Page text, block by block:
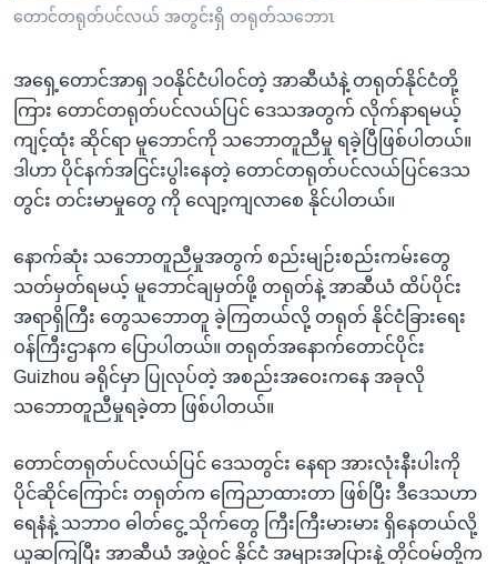
ကြည့်
ရှာဖွေ
ရန်
နေရာ
သို့
ကျော်
ဘာသာစကားများ
တောင်တရုတ်ပင်လယ် အတွင်းရှိ တရုတ်သဘောၤ
အရှေ့တောင်အာရှ ၁၀နိုင်ငံပါဝင်တဲ့ အာဆီယံနဲ့ တရုတ်နိုင်ငံတို့
ကြား တောင်တရုတ်ပင်လယ်ပြင် ဒေသအတွက် လိုက်နာရမယ့်
ကျင့်ထုံး ဆိုင်ရာ မူဘောင်ကို သဘောတူညီမှု ရခဲ့ပြီဖြစ်ပါတယ်။
ဒါဟာ ပိုင်နက်အငြင်းပွါးနေတဲ့ တောင်တရုတ်ပင်လယ်ပြင်ဒေသ
တွင်း တင်းမာမှုတွေ ကို လျော့ကျလာစေ နိုင်ပါတယ်။
နောက်ဆုံး သဘောတူညီမှုအတွက် စည်းမျဉ်းစည်းကမ်းတွေ
သတ်မှတ်ရမယ့် မူဘောင်ချမှတ်ဖို့ တရုတ်နဲ့ အာဆီယံ ထိပ်ပိုင်း
အရာရှိကြီး တွေသဘောတူ ခဲ့ကြတယ်လို့ တရုတ် နိုင်ငံခြားရေး
ဝန်ကြီးဌာနက ပြောပါတယ်။ တရုတ်အနောက်တောင်ပိုင်း
Guizhou ခရိုင်မှာ ပြုလုပ်တဲ့ အစည်းအဝေးကနေ အခုလို
သဘောတူညီမှုရခဲ့တာ ဖြစ်ပါတယ်။
တောင်တရုတ်ပင်လယ်ပြင် ဒေသတွင်း နေရာ အားလုံးနီးပါးကို
ပိုင်ဆိုင်ကြောင်း တရုတ်က ကြေညာထားတာ ဖြစ်ပြီး ဒီဒေသဟာ
ရေနံနဲ့ သဘာဝ ဓါတ်ငွေ့ သိုက်တွေ ကြီးကြီးမားမား ရှိနေတယ်လို့
ယူဆကြပြီး အာဆီယံ အဖွဲ့ဝင် နိုင်ငံ အများအပြားနဲ့ တိုင်ဝမ်တို့က